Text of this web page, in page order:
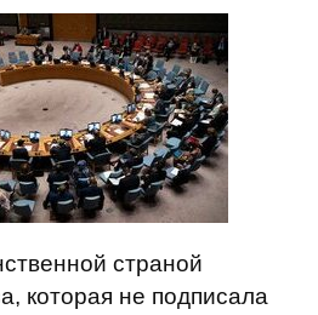
страной
которая не подписала